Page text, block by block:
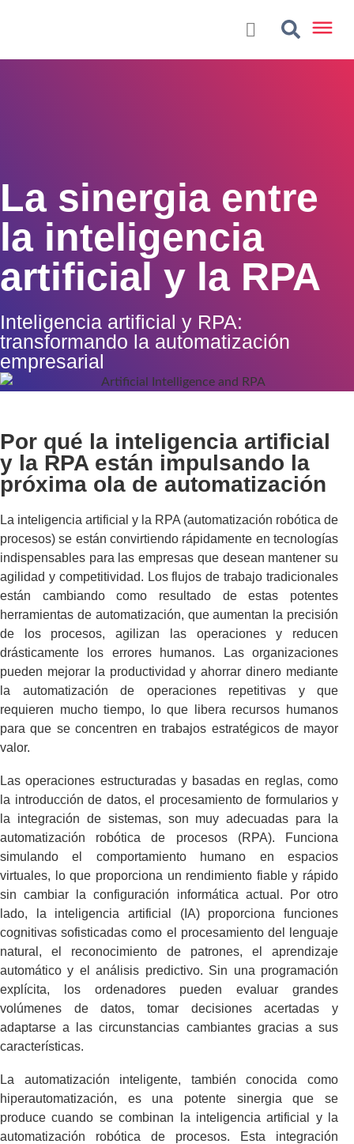
La sinergia entre
la inteligencia
artificial y la RPA
Inteligencia artificial y RPA:
transformando la automatización
empresarial
Por qué la inteligencia artificial
y la RPA están impulsando la
próxima ola de automatización
La inteligencia artificial y la RPA (automatización robótica de
procesos) se están convirtiendo rápidamente en tecnologías
indispensables para las empresas que desean mantener su
agilidad y competitividad. Los flujos de trabajo tradicionales
están cambiando como resultado de estas potentes
herramientas de automatización, que aumentan la precisión
de los procesos, agilizan las operaciones y reducen
drásticamente los errores humanos. Las organizaciones
pueden mejorar la productividad y ahorrar dinero mediante
la automatización de operaciones repetitivas y que
requieren mucho tiempo, lo que libera recursos humanos
para que se concentren en trabajos estratégicos de mayor
valor.
Las operaciones estructuradas y basadas en reglas, como
la introducción de datos, el procesamiento de formularios y
la integración de sistemas, son muy adecuadas para la
automatización robótica de procesos (RPA). Funciona
simulando el comportamiento humano en espacios
virtuales, lo que proporciona un rendimiento fiable y rápido
sin cambiar la configuración informática actual. Por otro
lado, la inteligencia artificial (IA) proporciona funciones
cognitivas sofisticadas como el procesamiento del lenguaje
natural, el reconocimiento de patrones, el aprendizaje
automático y el análisis predictivo. Sin una programación
explícita, los ordenadores pueden evaluar grandes
volúmenes de datos, tomar decisiones acertadas y
adaptarse a las circunstancias cambiantes gracias a sus
características.
La automatización inteligente, también conocida como
hiperautomatización, es una potente sinergia que se
produce cuando se combinan la inteligencia artificial y la
automatización robótica de procesos. Esta integración